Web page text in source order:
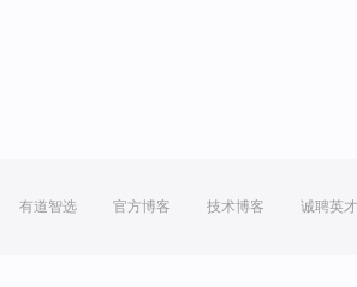
有道智选 官方博客 技术博客 诚聘英才